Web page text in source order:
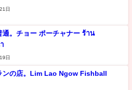
日
通。チョー ポーチャナー ร้าน
日
ンの店。Lim Lao Ngow Fishball